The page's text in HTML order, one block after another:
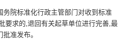
务院标准化行政主管部门对收到标准
要求的,退回有关起草单位进行完善,最
准发布。